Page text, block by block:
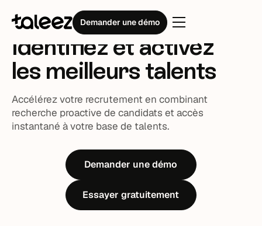
Demander une démo
CVthèque et Sourcing
Identifiezet activez
les meilleurs talents
Accélérez votre recrutement en combinant
recherche proactive de candidats et accès
instantané à votre base de talents.
Demander une démo
Essayer gratuitement